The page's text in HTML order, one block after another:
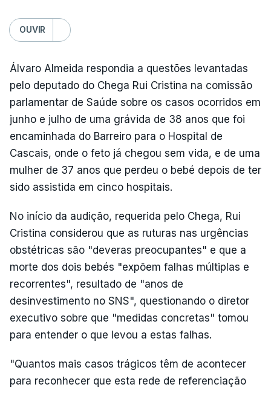
OUVIR
Álvaro Almeida respondia a questões levantadas
pelo deputado do Chega Rui Cristina na comissão
parlamentar de Saúde sobre os casos ocorridos em
junho e julho de uma grávida de 38 anos que foi
encaminhada do Barreiro para o Hospital de
Cascais, onde o feto já chegou sem vida, e de uma
mulher de 37 anos que perdeu o bebé depois de ter
sido assistida em cinco hospitais.
No início da audição, requerida pelo Chega, Rui
Cristina considerou que as ruturas nas urgências
obstétricas são "deveras preocupantes" e que a
morte dos dois bebés "expõem falhas múltiplas e
recorrentes", resultado de "anos de
desinvestimento no SNS", questionando o diretor
executivo sobre que "medidas concretas" tomou
para entender o que levou a estas falhas.
"Quantos mais casos trágicos têm de acontecer
para reconhecer que esta rede de referenciação